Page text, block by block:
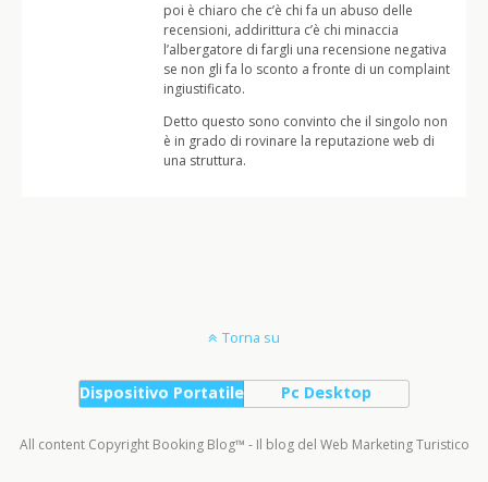
poi è chiaro che c’è chi fa un abuso delle
recensioni, addirittura c’è chi minaccia
l’albergatore di fargli una recensione negativa
se non gli fa lo sconto a fronte di un complaint
ingiustificato.
Detto questo sono convinto che il singolo non
è in grado di rovinare la reputazione web di
una struttura.
Torna su
Dispositivo Portatile Pc Desktop
All content Copyright Booking Blog™ - Il blog del Web Marketing Turistico